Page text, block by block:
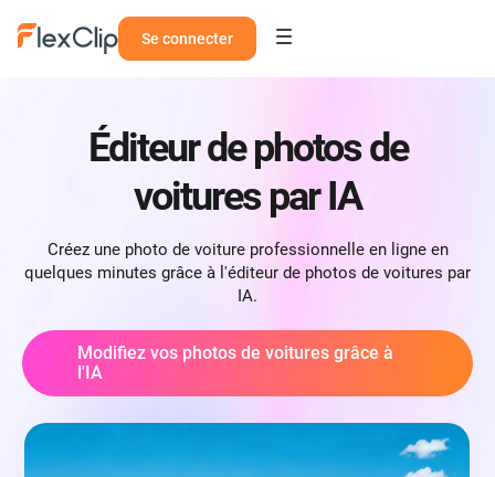
Se connecter
Éditeur de photos de
voitures par IA
Créez une photo de voiture professionnelle en ligne en
quelques minutes grâce à l'éditeur de photos de voitures par
IA.
Modifiez vos photos de voitures grâce à
l'IA